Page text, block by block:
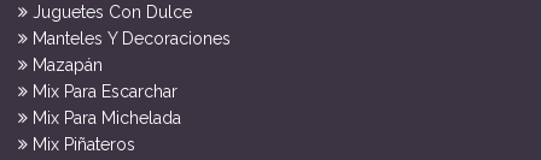
Juguetes Con Dulce
Manteles Y Decoraciones
Mazapán
Mix Para Escarchar
Mix Para Michelada
Mix Piñateros